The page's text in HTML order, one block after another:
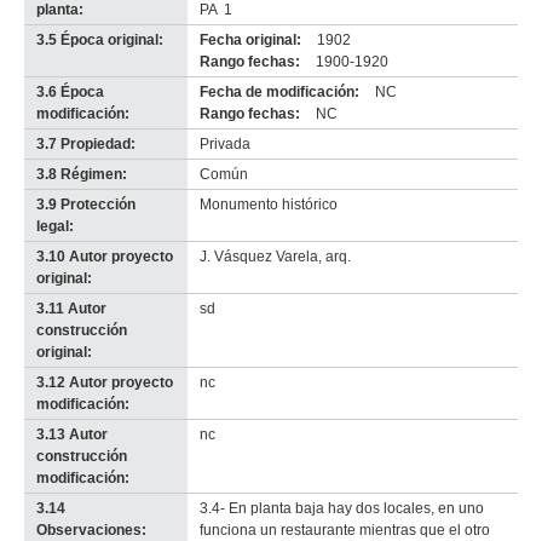
planta:
PA 1
3.5 Época original:
Fecha original:
1902
Rango fechas:
1900-1920
3.6 Época
modificación:
Fecha de modificación:
NC
Rango fechas:
NC
3.7 Propiedad:
Privada
3.8 Régimen:
Común
3.9 Protección
legal:
Monumento histórico
3.10 Autor proyecto
original:
J. Vásquez Varela, arq.
3.11 Autor
construcción
original:
sd
3.12 Autor proyecto
modificación:
nc
3.13 Autor
construcción
modificación:
nc
3.14
Observaciones:
3.4- En planta baja hay dos locales, en uno
funciona un restaurante mientras que el otro